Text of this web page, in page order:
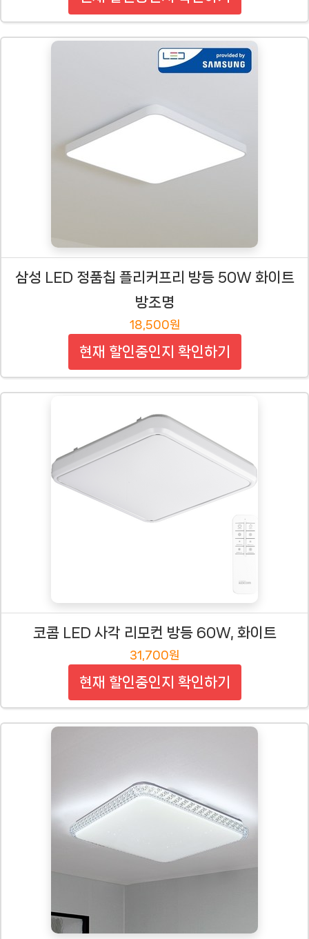
삼성 LED 정품칩 플리커프리 방등 50W 화이트
방조명
18,500원
현재 할인중인지 확인하기
코콤 LED 사각 리모컨 방등 60W, 화이트
31,700원
현재 할인중인지 확인하기